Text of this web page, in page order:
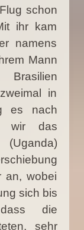
schon
ihr kam
namens
Mann
Brasilien
in
es nach
wir das
an, wobei
sich bis
die
sehr